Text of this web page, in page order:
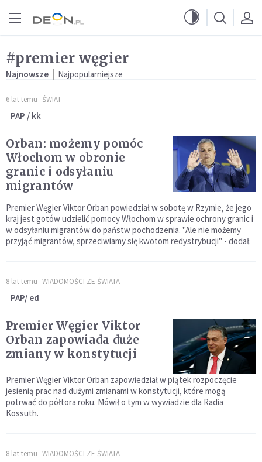
#premier węgier
Najnowsze Najpopularniejsze
6 lat temu ŚWIAT
PAP / kk
Orban: możemy pomóc
Włochom w obronie
granic i odsyłaniu
migrantów
Premier Węgier Viktor Orban powiedział w sobotę w Rzymie, że jego
kraj jest gotów udzielić pomocy Włochom w sprawie ochrony granic i
w odsyłaniu migrantów do państw pochodzenia. "Ale nie możemy
przyjąć migrantów, sprzeciwiamy się kwotom redystrybucji" - dodał.
8 lat temu WIADOMOŚCI ZE ŚWIATA
PAP/ ed
Premier Węgier Viktor
Orban zapowiada duże
zmiany w konstytucji
Premier Węgier Viktor Orban zapowiedział w piątek rozpoczęcie
jesienią prac nad dużymi zmianami w konstytucji, które mogą
potrwać do półtora roku. Mówił o tym w wywiadzie dla Radia
Kossuth.
8 lat temu WIADOMOŚCI ZE ŚWIATA